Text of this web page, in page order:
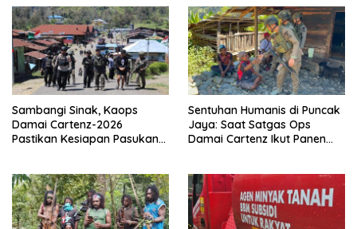
Sambangi Sinak, Kaops
Damai Cartenz-2026
Pastikan Kesiapan Pasukan
Sentuhan Humanis di Puncak
Jaya: Saat Satgas Ops
Damai Cartenz Ikut Panen